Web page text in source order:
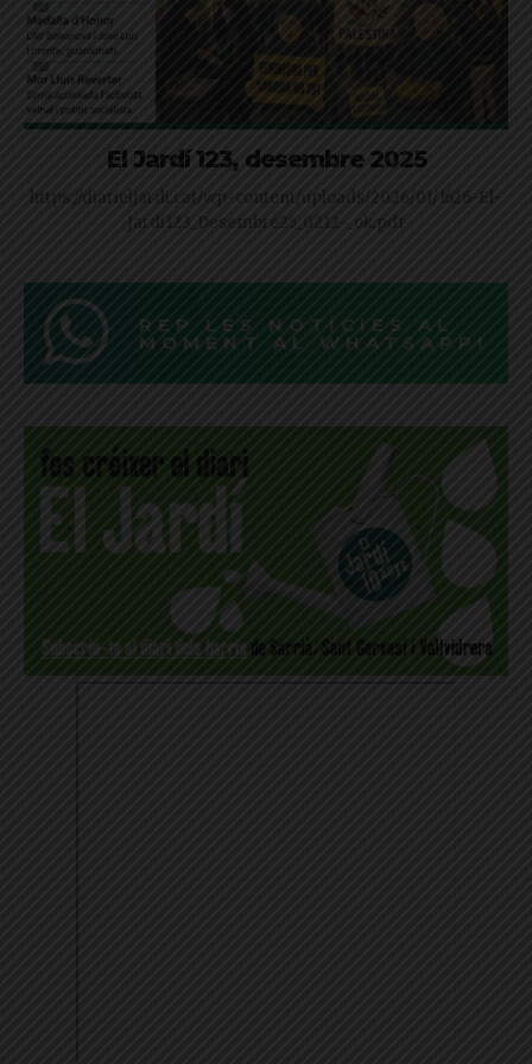
El Jardí 123, desembre 2025
https://diarieljardi.cat/wp-content/uploads/2026/01/1626-El-
Jardi123_Desembre25_0212-_ok.pdf
REP LES NOTÍCIES AL
MOMENT AL WHATSAPP!